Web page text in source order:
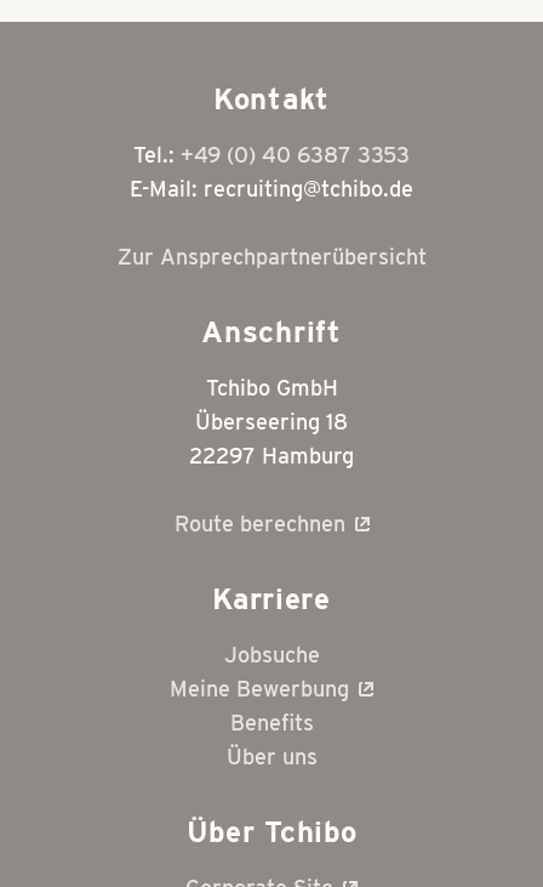
Kontakt
Tel.: +49 (0) 40 6387 3353
E-Mail: recruiting@tchibo.de
Zur Ansprechpartnerübersicht
Anschrift
Tchibo GmbH
Überseering 18
22297 Hamburg
Route berechnen
Karriere
Jobsuche
Meine Bewerbung
Benefits
Über uns
Über Tchibo